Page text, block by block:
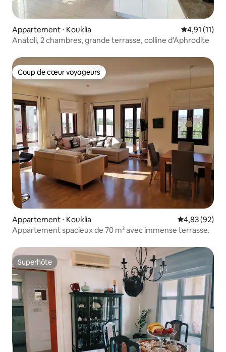
Appartement ⋅ Kouklia Évaluation
4,91 (11)
Anatoli, 2 chambres, grande terrasse, colline d'Aphrodite
Coup de cœur voyageurs
Coup de cœur voyageurs
Appartement ⋅ Kouklia Évaluation
4,83 (92)
Appartement spacieux de 70 m² avec immense terrasse.
Superhôte
Superhôte